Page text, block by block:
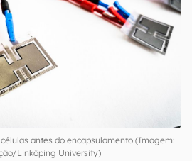
antes do encapsulamento (Imagem:
Linköping University)